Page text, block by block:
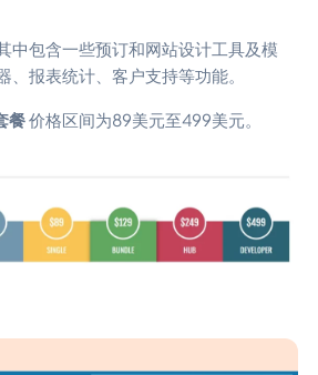
中包含一些预订和网站设计工具及模
、报表统计、客户支持等功能。
餐价格区间为89美元至499美元。